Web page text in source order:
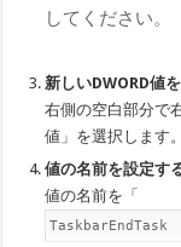
してください。
新しいDWORD値
右側の空白部分で
値」を選択します。
値の名前を設定す
値の名前を「
TaskbarEndTask